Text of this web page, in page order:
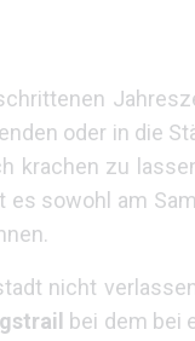
oder in die
krachen zu
es sowohl am
nicht
bei dem bei